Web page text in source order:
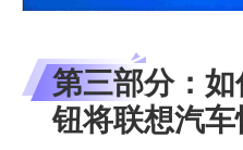
第三部分：
钮将联想汽